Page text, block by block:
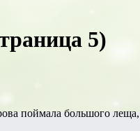
5)
поймала большого леща,